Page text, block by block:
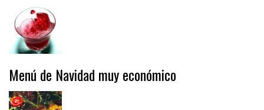
Menú de Navidad muy económico